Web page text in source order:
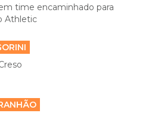
time encaminhado para
Athletic